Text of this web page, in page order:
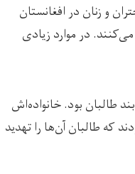
و زنان در افغانستان
در موارد زیادی
طالبان بود. خانواده‌اش
که طالبان آن‌ها را تهدید